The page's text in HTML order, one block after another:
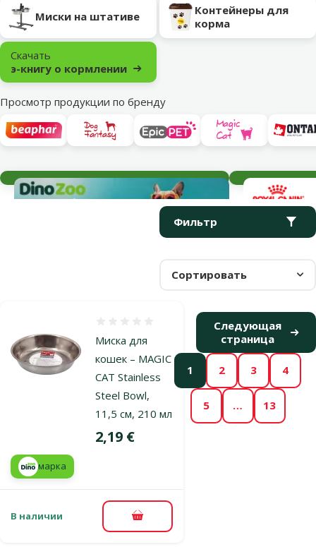
Миски на штативе
Контейнеры для
корма
Скачать
э-книгу о кормлении
Просмотр продукции по бренду
Параметрический фильтр
Фильтр
Выбранные фильтры
Сортировать
Продукты в категории Миски и аксессуары для собак
Миска для
кошек – MAGIC
CAT Stainless
Steel Bowl,
11,5 см, 210 мл
Цена
2,19 €
марка
В наличии В корзину
1 2 3 4
5 … 13
Следующая
страница